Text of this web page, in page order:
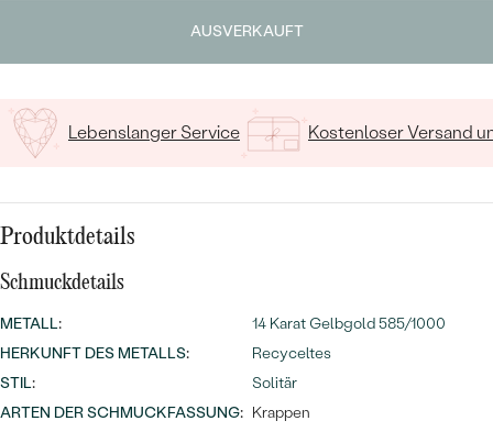
Meistverkaufte
Eheringe
NACH MATERIAL
PLATIN
SILBER
EDELSTEINSCHMUCK
DIAMANTEN
NACH STYL
PERSONALISIERT
SYMBOLISCH
MINIMALISTISCH
LUXURIÖSE
AUSVERKAUFT
Lebenslanger Service Kostenloser Versand
Produktdetails
Schmuckdetails
METALL:
14 Karat Gelbgold 585/1000
HERKUNFT DES METALLS:
Recyceltes
STIL:
Solitär
ARTEN DER SCHMUCKFASSUNG: Krappen